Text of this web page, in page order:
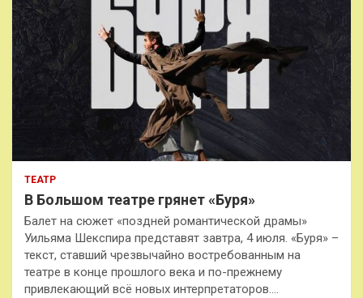
ТЕАТР
В Большом театре грянет «Буря»
Балет на сюжет «поздней романтической драмы»
Уильяма Шекспира представят завтра, 4 июля. «Буря» –
текст, ставший чрезвычайно востребованным на
театре в конце прошлого века и по-прежнему
привлекающий всё новых интерпретаторов.…